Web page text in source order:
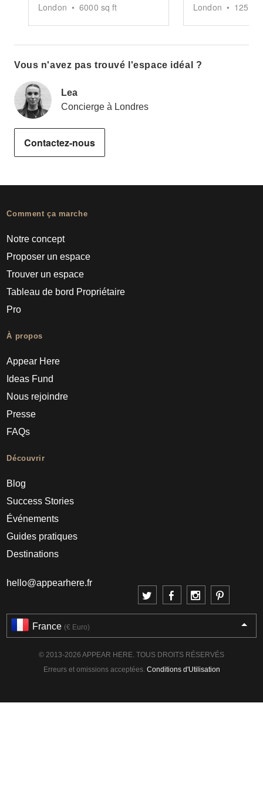
London • 6000 sq ft London • 1250
Vous n'avez pas trouvé l'espace idéal ?
Lea
Concierge à Londres
Contactez-nous
Comment ça marche
Notre concept
Proposer un espace
Trouver un espace
Tableau de bord Propriétaire
Pro
À propos
Appear Here
Ideas Fund
Nous rejoindre
Presse
FAQs
Découvrir
Blog
Success Stories
Événements
Guides pratiques
Destinations
hello@appearhere.fr
France (€ Euro)
© 2013-2026 APPEAR HERE. TOUS DROITS RÉSERVÉS
Erreurs et omissions acceptées. Conditions d'Utilisation